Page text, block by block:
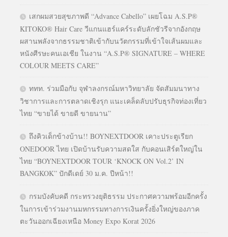
เสกผมสวยสุขภาพดี “Advance Cabello” เผยโฉม A.S.P®
KITOKO® Hair Care วีแกนแฮร์แคร์ระดับลักชัวรีจากอังกฤษ
ผสานพลังจากธรรมชาติเข้ากับนวัตกรรมที่เข้าใจเส้นผมและ
หนังศีรษะคนเอเชีย ในงาน “A.S.P® SIGNATURE – WHERE
COLOUR MEETS CARE”
ททท. ร่วมมือกับ จุฬาลงกรณ์มหาวิทยาลัย จัดสัมมนาทาง
วิชาการและการตลาดเชิงรุก แนะเคล็ดลับปรับธุรกิจท่องเที่ยว
ไทย “ขายได้ ขายดี ขายนาน”
ถึงคิวเด็กข้างบ้าน!! BOYNEXTDOOR เคาะประตูเรียก
ONEDOOR ไทย เปิดบ้านรับความสดใส กับคอนเสิร์ตใหญ่ใน
ไทย “BOYNEXTDOOR TOUR ‘KNOCK ON Vol.2’ IN
BANGKOK” ปักดีเดย์ 30 ม.ค. ปีหน้า!!
กรมบังคับคดี กระทรวงยุติธรรม ประกาศความพร้อมอีกครั้ง
ในการเข้าร่วมงานมหกรรมทางการเงินครั้งยิ่งใหญ่ของภาค
ตะวันออกเฉียงเหนือ Money Expo Korat 2026